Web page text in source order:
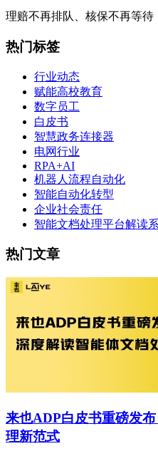
理赔不再排队、核保不再等待
热门标签
行业动态
赋能高校教育
数字员工
白皮书
智慧政务连接器
电网行业
RPA+AI
机器人流程自动化
智能自动化转型
企业社会责任
智能文档处理平台解读
热门文章
来也ADP白皮书重磅发
理新范式